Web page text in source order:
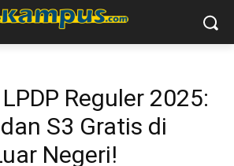
Reguler 2025:
S3 Gratis di
Negeri!